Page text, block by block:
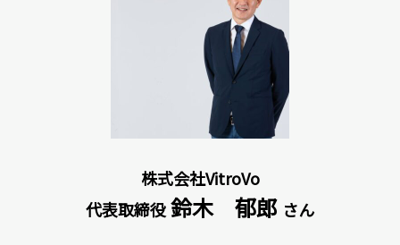
株式会社VitroVo
代表取締役鈴木 郁郎 さん